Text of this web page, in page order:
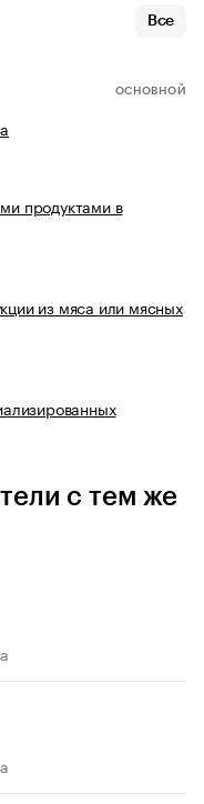
Все
ОСНОВНОЙ
продуктами в
из мяса или мясных
с тем же